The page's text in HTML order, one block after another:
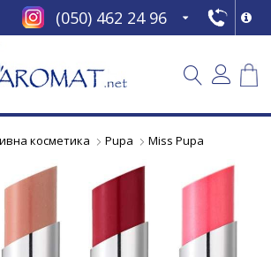
(050) 462 24 96
косметика Pupa Miss Pupa